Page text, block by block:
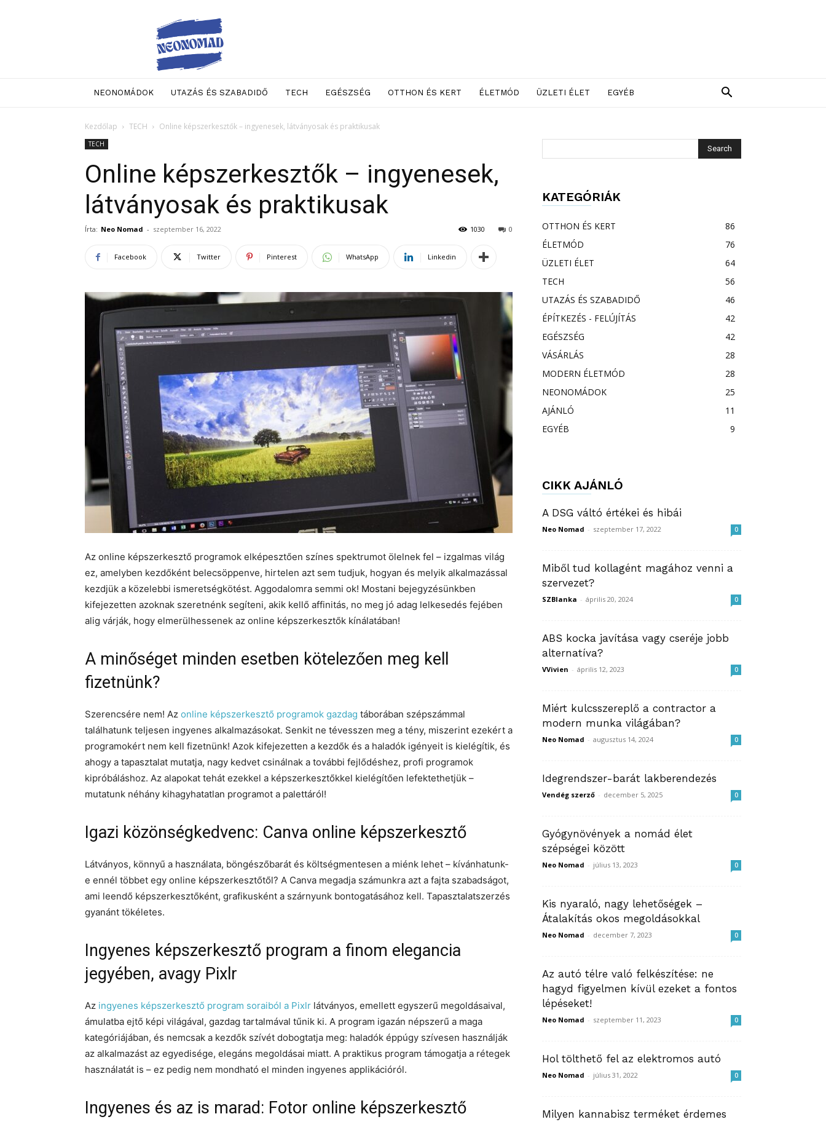
Neo
Nomad
NEONOMÁDOK UTAZÁS ÉS SZABADIDŐ TECH EGÉSZSÉG OTTHON ÉS KERT ÉLETMÓD ÜZLETI ÉLET EGYÉB
Kezdőlap TECH Online képszerkesztők – ingyenesek, látványosak és praktikusak
TECH
Online képszerkesztők – ingyenesek,
látványosak és praktikusak
Írta: Neo Nomad - szeptember 16, 2022 0
1030
Facebook Twitter Pinterest WhatsApp Linkedin
Az online képszerkesztő programok elképesztően színes spektrumot ölelnek fel – izgalmas világ
ez, amelyben kezdőként belecsöppenve, hirtelen azt sem tudjuk, hogyan és melyik alkalmazással
kezdjük a közelebbi ismeretségkötést. Aggodalomra semmi ok! Mostani bejegyzésünkben
kifejezetten azoknak szeretnénk segíteni, akik kellő affinitás, no meg jó adag lelkesedés fejében
alig várják, hogy elmerülhessenek az online képszerkesztők kínálatában!
A minőséget minden esetben kötelezően meg kell
fizetnünk?
Szerencsére nem! Az online képszerkesztő programok gazdag táborában szépszámmal
találhatunk teljesen ingyenes alkalmazásokat. Senkit ne tévesszen meg a tény, miszerint ezekért a
programokért nem kell fizetnünk! Azok kifejezetten a kezdők és a haladók igényeit is kielégítik, és
ahogy a tapasztalat mutatja, nagy kedvet csinálnak a további fejlődéshez, profi programok
kipróbáláshoz. Az alapokat tehát ezekkel a képszerkesztőkkel kielégítően lefektethetjük –
mutatunk néhány kihagyhatatlan programot a palettáról!
Igazi közönségkedvenc: Canva online képszerkesztő
Látványos, könnyű a használata, böngészőbarát és költségmentesen a miénk lehet – kívánhatunk-
e ennél többet egy online képszerkesztőtől? A Canva megadja számunkra azt a fajta szabadságot,
ami leendő képszerkesztőként, grafikusként a szárnyunk bontogatásához kell. Tapasztalatszerzés
gyanánt tökéletes.
Ingyenes képszerkesztő program a finom elegancia
jegyében, avagy Pixlr
Az ingyenes képszerkesztő program soraiból a Pixlr látványos, emellett egyszerű megoldásaival,
ámulatba ejtő képi világával, gazdag tartalmával tűnik ki. A program igazán népszerű a maga
kategóriájában, és nemcsak a kezdők szívét dobogtatja meg: haladók éppúgy szívesen használják
az alkalmazást az egyedisége, elegáns megoldásai miatt. A praktikus program támogatja a rétegek
használatát is – ez pedig nem mondható el minden ingyenes applikációról.
Ingyenes és az is marad: Fotor online képszerkesztő
KATEGÓRIÁK
OTTHON ÉS KERT
86
ÉLETMÓD
76
ÜZLETI ÉLET
64
TECH
56
UTAZÁS ÉS SZABADIDŐ
46
ÉPÍTKEZÉS - FELÚJÍTÁS
42
EGÉSZSÉG
42
VÁSÁRLÁS
28
MODERN ÉLETMÓD
28
NEONOMÁDOK
25
AJÁNLÓ
11
EGYÉB
9
CIKK AJÁNLÓ
A DSG váltó értékei és hibái
Neo Nomad - szeptember 17, 2022 0
Miből tud kollagént magához venni a
szervezet?
SZBlanka - április 20, 2024 0
ABS kocka javítása vagy cseréje jobb
alternatíva?
VVivien - április 12, 2023 0
Miért kulcsszereplő a contractor a
modern munka világában?
Neo Nomad - augusztus 14, 2024 0
Idegrendszer-barát lakberendezés
Vendég szerző - december 5, 2025 0
Gyógynövények a nomád élet
szépségei között
Neo Nomad - július 13, 2023 0
Kis nyaraló, nagy lehetőségek –
Átalakítás okos megoldásokkal
Neo Nomad - december 7, 2023 0
Az autó télre való felkészítése: ne
hagyd figyelmen kívül ezeket a fontos
lépéseket!
Neo Nomad - szeptember 11, 2023 0
Hol tölthető fel az elektromos autó
Neo Nomad - július 31, 2022 0
Milyen kannabisz terméket érdemes